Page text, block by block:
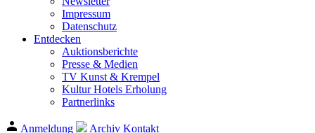
Impressum
Datenschutz
Entdecken
Auktionsberichte
Presse & Medien
TV Kunst & Krempel
Kultur Hotels Erholung
Partnerlinks
Anmeldung Archiv Kontakt